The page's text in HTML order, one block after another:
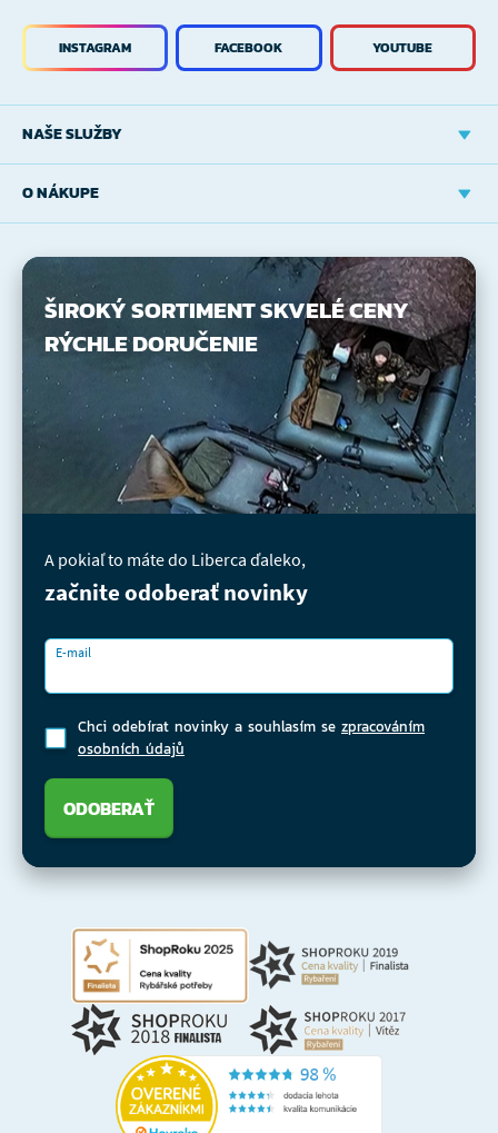
NAŠE SLUŽBY
O NÁKUPE
INSTAGRAM FACEBOOK YOUTUBE
ŠIROKÝ SORTIMENTSKVELÉ CENY
RÝCHLE DORUČENIE
A pokiaľ to máte do Liberca ďaleko,
začnite odoberať novinky
E-mail
Chci odebírat novinky a souhlasím se zpracováním
osobních údajů
ODOBERAŤ